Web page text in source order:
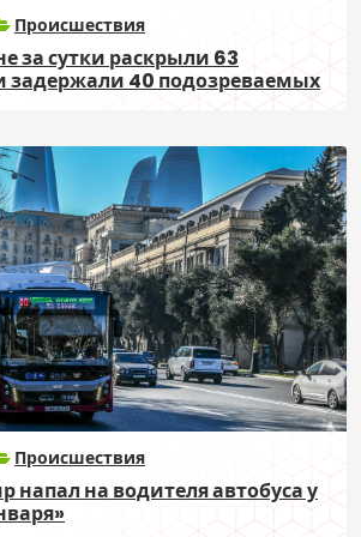
Происшествия
за сутки раскрыли 63
задержали 40 подозреваемых
Происшествия
напал на водителя автобуса у